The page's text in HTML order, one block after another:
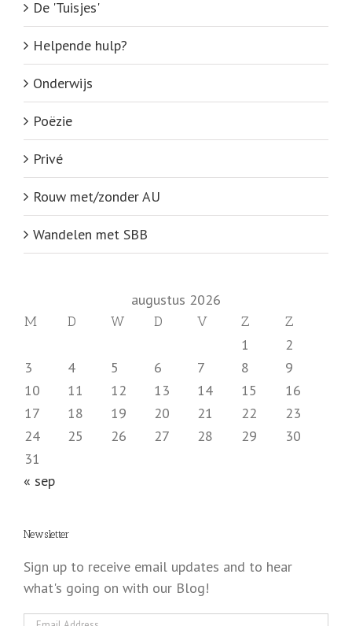
De 'Tuisjes'
Helpende hulp?
Onderwijs
Poëzie
Privé
Rouw met/zonder AU
Wandelen met SBB
augustus 2026
M D W D V Z Z
1
2
3
4 5 6 7 8
9
10
11 12 13 14 15
16
17
18 19 20 21 22
23
24
25 26 27 28 29
30
31
« sep
Newsletter
Sign up to receive email updates and to hear
what's going on with our Blog!